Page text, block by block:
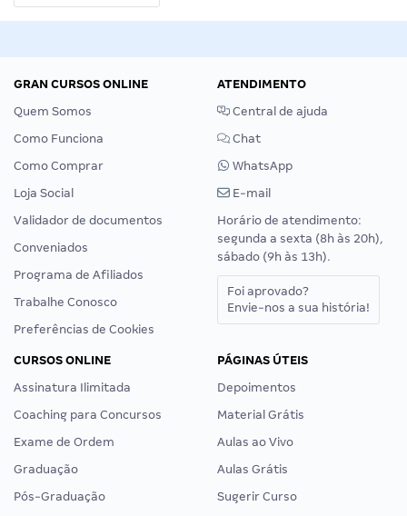
GRAN CURSOS ONLINE
Quem Somos
Como Funciona
Como Comprar
Loja Social
Validador de documentos
Conveniados
Programa de Afiliados
Trabalhe Conosco
Preferências de Cookies
ATENDIMENTO
Central de ajuda
Chat
WhatsApp
E-mail
Horário de atendimento:
segunda a sexta (8h às 20h),
sábado (9h às 13h).
Foi aprovado?
Envie-nos a sua história!
CURSOS ONLINE
Assinatura Ilimitada
Coaching para Concursos
Exame de Ordem
Graduação
Pós-Graduação
PÁGINAS ÚTEIS
Depoimentos
Material Grátis
Aulas ao Vivo
Aulas Grátis
Sugerir Curso